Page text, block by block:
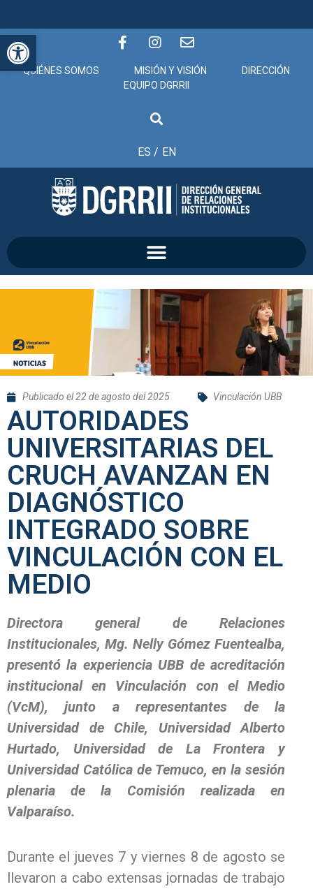
Abrir barra de herramientas
QUIÉNES SOMOS MISIÓN Y VISIÓN
DIRECCIÓN
EQUIPO DGRRII
ES / EN
Publicado el22 de agosto del 2025 Vinculación UBB
AUTORIDADES
UNIVERSITARIAS DEL
CRUCH AVANZAN EN
DIAGNÓSTICO
INTEGRADO SOBRE
VINCULACIÓN CON EL
MEDIO
Directora general de Relaciones
Institucionales, Mg. Nelly Gómez Fuentealba,
presentó la experiencia UBB de acreditación
institucional en Vinculación con el Medio
(VcM), junto a representantes de la
Universidad de Chile, Universidad Alberto
Hurtado, Universidad de La Frontera y
Universidad Católica de Temuco, en la sesión
plenaria de la Comisión realizada en
Valparaíso.
Durante el jueves 7 y viernes 8 de agosto se
llevaron a cabo extensas jornadas de trabajo